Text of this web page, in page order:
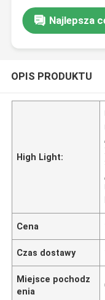
Najlepsza
OPIS PRODUKTU
High Light:
,
,
Cena
Czas dostawy
Miejsce pochodz
enia